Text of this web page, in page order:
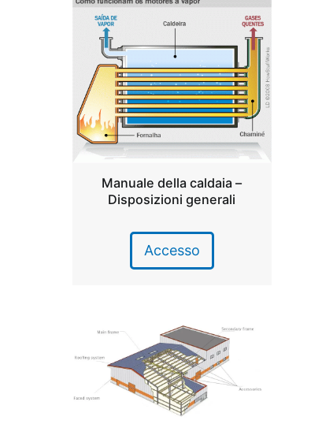
Manuale della caldaia –
Disposizioni generali
Accesso